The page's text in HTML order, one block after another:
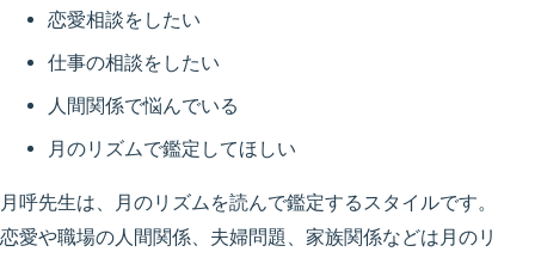
恋愛相談をしたい
仕事の相談をしたい
人間関係で悩んでいる
月のリズムで鑑定してほしい
月呼先生は、月のリズムを読んで鑑定するスタイルです。
恋愛や職場の人間関係、夫婦問題、家族関係などは月のリ